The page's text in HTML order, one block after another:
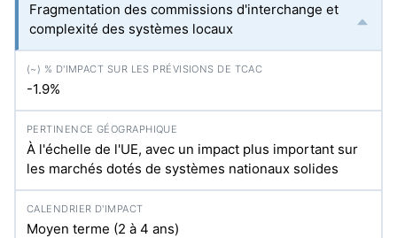
Fragmentation des commissions d'interchange et
complexité des systèmes locaux
-1.9%
À l'échelle de l'UE, avec un impact plus important sur
les marchés dotés de systèmes nationaux solides
Moyen terme (2 à 4 ans)